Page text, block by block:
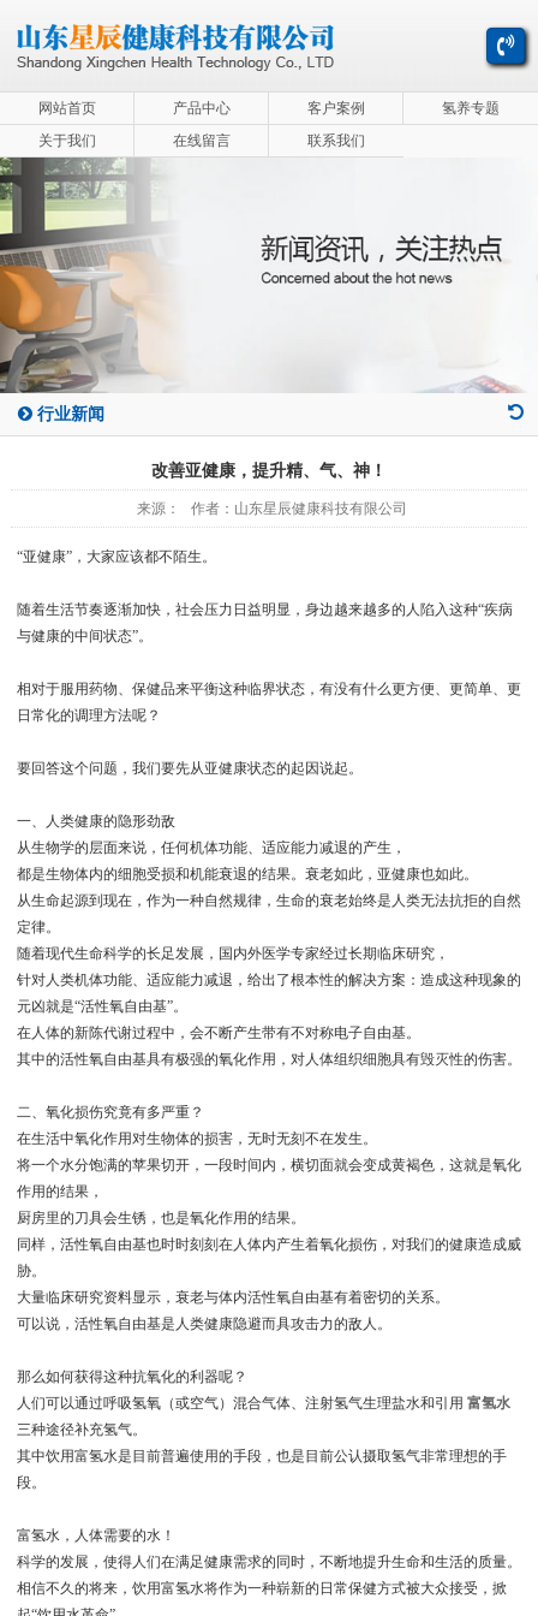
网站首页 产品中心 客户案例
氢养专题
关于我们
在线留言 联系我们
行业新闻
改善亚健康，提升精、气、神！
来源： 作者：山东星辰健康科技有限公司
“亚健康”，大家应该都不陌生。
随着生活节奏逐渐加快，社会压力日益明显，身边越来越多的人陷入这种“疾病
与健康的中间状态”。
相对于服用药物、保健品来平衡这种临界状态，有没有什么更方便、更简单、更
日常化的调理方法呢？
要回答这个问题，我们要先从亚健康状态的起因说起。
一、人类健康的隐形劲敌
从生物学的层面来说，任何机体功能、适应能力减退的产生，
都是生物体内的细胞受损和机能衰退的结果。 衰老如此，亚健康也如此。
从生命起源到现在，作为一种自然规律，生命的衰老始终是人类无法抗拒的自然
定律。
随着现代生命科学的长足发展，国内外医学专家经过长期临床研究，
针对人类机体功能、适应能力减退，给出了根本性的解决方案：造成这种现象的
元凶就是“活性氧自由基”。
在人体的新陈代谢过程中，会不断产生带有不对称电子自由基。
其中的活性氧自由基具有极强的氧化作用，对人体组织细胞具有毁灭性的伤害。
二、氧化损伤究竟有多严重？
在生活中氧化作用对生物体的损害，无时无刻不在发生。
将一个水分饱满的苹果切开，一段时间内，横切面就会变成黄褐色，这就是氧化
作用的结果，
厨房里的刀具会生锈，也是氧化作用的结果。
同样，活性氧自由基也时时刻刻在人体内产生着氧化损伤，对我们的健康造成威
胁。
大量临床研究资料显示，衰老与体内活性氧自由基有着密切的关系。
可以说，活性氧自由基是人类健康隐避而具攻击力的敌人。
那么如何获得这种抗氧化的利器呢？
人们可以通过呼吸氢氧（或空气）混合气体、注射氢气生理盐水和引用 富氢水
三种途径补充氢气。
其中饮用富氢水是目前普遍使用的手段，也是目前公认摄取氢气非常理想的手
段。
富氢水，人体需要的水！
科学的发展，使得人们在满足健康需求的同时，不断地提升生命和生活的质量。
相信不久的将来，饮用富氢水将作为一种崭新的日常保健方式被大众接受，掀